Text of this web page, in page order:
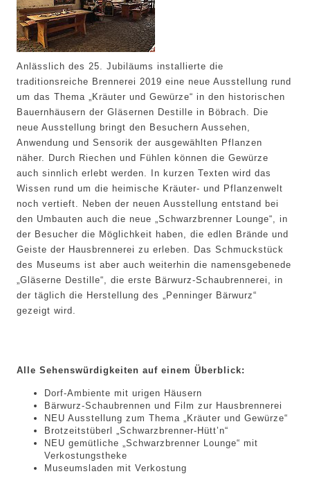
Anlässlich des 25. Jubiläums installierte die
traditionsreiche Brennerei 2019 eine neue Ausstellung rund
um das Thema „Kräuter und Gewürze“ in den historischen
Bauernhäusern der Gläsernen Destille in Böbrach. Die
neue Ausstellung bringt den Besuchern Aussehen,
Anwendung und Sensorik der ausgewählten Pflanzen
näher. Durch Riechen und Fühlen können die Gewürze
auch sinnlich erlebt werden. In kurzen Texten wird das
Wissen rund um die heimische Kräuter- und Pflanzenwelt
noch vertieft. Neben der neuen Ausstellung entstand bei
den Umbauten auch die neue „Schwarzbrenner Lounge“, in
der Besucher die Möglichkeit haben, die edlen Brände und
Geiste der Hausbrennerei zu erleben. Das Schmuckstück
des Museums ist aber auch weiterhin die namensgebenede
Gläserne Destille“, die erste Bärwurz-Schaubrennerei, in
der täglich die Herstellung des „Penninger Bärwurz“
gezeigt wird.
Alle Sehenswürdigkeiten auf einem Überblick:
Dorf-Ambiente mit urigen Häusern
Bärwurz-Schaubrennen und Film zur Hausbrennerei
NEU Ausstellung zum Thema „Kräuter und Gewürze“
Brotzeitstüberl „Schwarzbrenner-Hütt’n“
NEU gemütliche „Schwarzbrenner Lounge“ mit
Verkostungstheke
Museumsladen mit Verkostung